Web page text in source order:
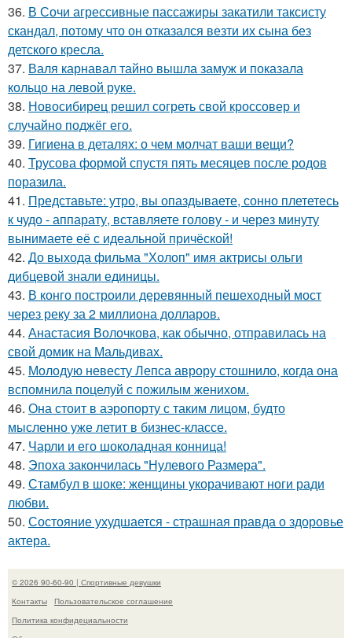
36. В Сочи агрессивные пассажиры закатили таксисту
скандал, потому что он отказался везти их сына без
детского кресла.
37. Валя карнавал тайно вышла замуж и показала
кольцо на левой руке.
38. Новосибирец решил согреть свой кроссовер и
случайно поджёг его.
39. Гигиена в деталях: о чем молчат ваши вещи?
40. Трусова формой спустя пять месяцев после родов
поразила.
41. Представьте: утро, вы опаздываете, сонно плететесь
к чудо - аппарату, вставляете голову - и через минуту
вынимаете её с идеальной причёской!
42. До выхода фильма "Холоп" имя актрисы ольги
дибцевой знали единицы.
43. В конго построили деревянный пешеходный мост
через реку за 2 миллиона долларов.
44. Анастасия Волочкова, как обычно, отправилась на
свой домик на Мальдивах.
45. Молодую невесту Лепса аврору стошнило, когда она
вспомнила поцелуй с пожилым женихом.
46. Она стоит в аэропорту с таким лицом, будто
мысленно уже летит в бизнес-классе.
47. Чарли и его шоколадная конница!
48. Эпоха закончилась "Нулевого Размера".
49. Стамбул в шоке: женщины укорачивают ноги ради
любви.
50. Состояние ухудшается - страшная правда о здоровье
актера.
© 2026 90-60-90 | Спортивные девушки
Контакты
Пользовательское соглашение
Политика конфидециальности